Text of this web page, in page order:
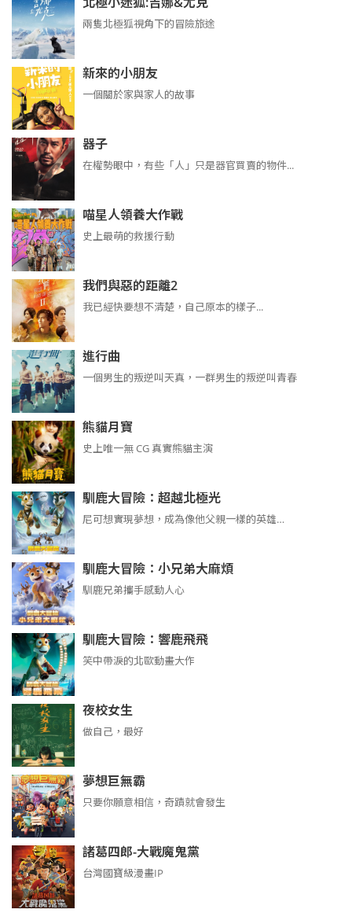
兩隻北極狐視角下的冒險旅途
新來的小朋友
一個關於家與家人的故事
器子
在權勢眼中，有些「人」只是器官買賣的物件...
喵星人領養大作戰
史上最萌的救援行動
我們與惡的距離2
我已經快要想不清楚，自己原本的樣子...
進行曲
​​​一個男生的叛逆叫天真，一群男生的叛逆叫青春
熊貓月寶
史上唯一無 CG 真實熊貓主演
馴鹿大冒險：超越北極光
尼可想實現夢想，成為像他父親一樣的英雄…
馴鹿大冒險：小兄弟大麻煩
馴鹿兄弟攜手感動人心
馴鹿大冒險：響鹿飛飛
笑中帶淚的北歐動畫大作
夜校女生
做自己，最好
夢想巨無霸
只要你願意相信，奇蹟就會發生
諸葛四郎-大戰魔鬼黨
台灣國寶級漫畫IP